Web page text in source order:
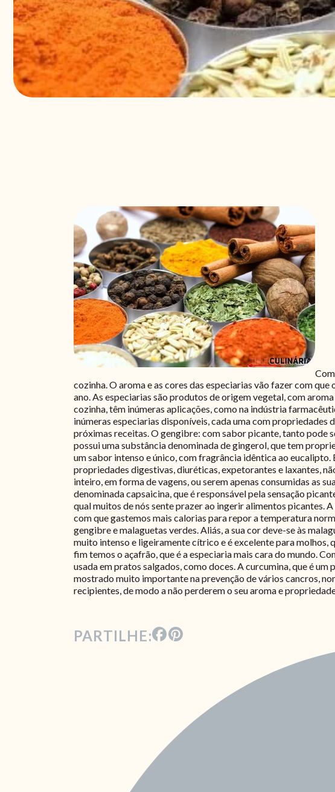
cozinha. O aroma e as cores das especiarias vão fazer com
ano. As especiarias são produtos de origem vegetal, com
cozinha, têm inúmeras aplicações, como na indústria
inúmeras especiarias disponíveis, cada uma com
próximas receitas. O gengibre: com sabor picante, tanto pode
possui uma substância denominada de gingerol, que tem
um sabor intenso e único, com fragrância idêntica ao
propriedades digestivas, diuréticas, expetorantes e laxantes,
inteiro, em forma de vagens, ou serem apenas consumidas as
denominada capsaicina, que é responsável pela sensação
qual muitos de nós sente prazer ao ingerir alimentos picantes.
com que gastemos mais calorias para repor a temperatura
gengibre e malaguetas verdes. Aliás, a sua cor deve-se às
muito intenso e ligeiramente cítrico e é excelente para molhos,
fim temos o açafrão, que é a especiaria mais cara do mundo.
usada em pratos salgados, como doces. A curcumina, que é
mostrado muito importante na prevenção de vários cancros,
recipientes, de modo a não perderem o seu aroma e
PARTILHE: